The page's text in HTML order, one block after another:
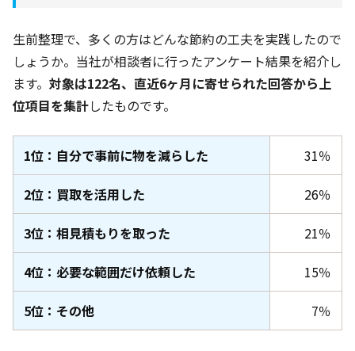
生前整理で、多くの方はどんな節約の工夫を実践したので
しょうか。当社が相談者に行ったアンケート結果を紹介し
ます。 対象は122名、直近6ヶ月に寄せられた回答から上
位項目を集計したものです。
1位：自分で事前に物を減らした 31％
2位：買取を活用した 26％
3位：相見積もりを取った 21％
4位：必要な範囲だけ依頼した 15％
5位：その他 7％